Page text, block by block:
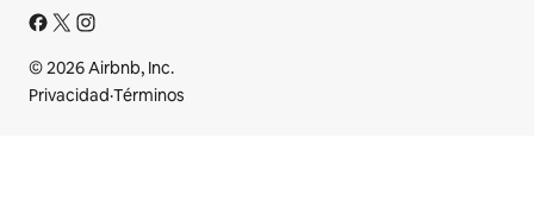
© 2026 Airbnb, Inc.
Privacidad·Términos